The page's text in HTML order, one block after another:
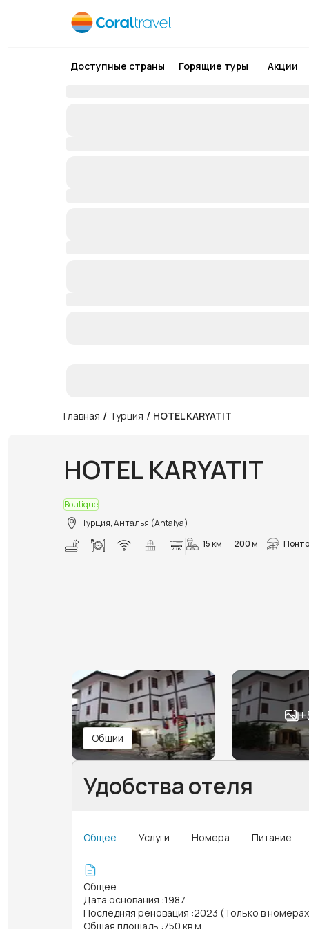
Доступные страны Горящие туры Акции
Главная / Турция / HOTEL KARYATIT
HOTEL KARYATIT
Boutique
Турция, Анталья (Antalya)
15 км
200 м
Общий
+
Удобства отеля
Общее Услуги Номера Питание
Общее
Дата основания :1987
Последняя реновация :2023 (Только в
Общая площадь :750 кв.м.